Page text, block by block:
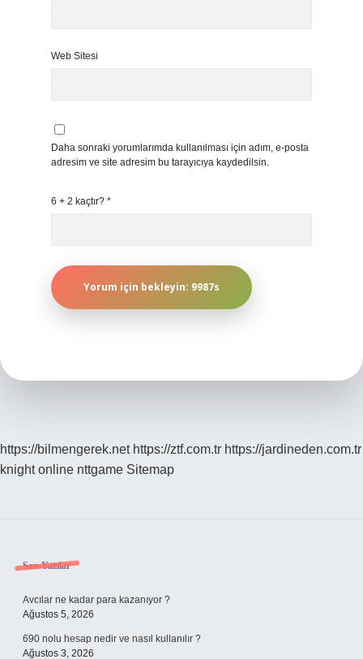
Web Sitesi
Daha sonraki yorumlarımda kullanılması için adım, e-posta
adresim ve site adresim bu tarayıcıya kaydedilsin.
6 + 2 kaçtır? *
https://bilmengerek.net https://ztf.com.tr https://jardineden.com.tr
knight online nttgame Sitemap
Sidebar
Son Yazılar
Avcılar ne kadar para kazanıyor ?
Ağustos 5, 2026
690 nolu hesap nedir ve nasıl kullanılır ?
Ağustos 3, 2026